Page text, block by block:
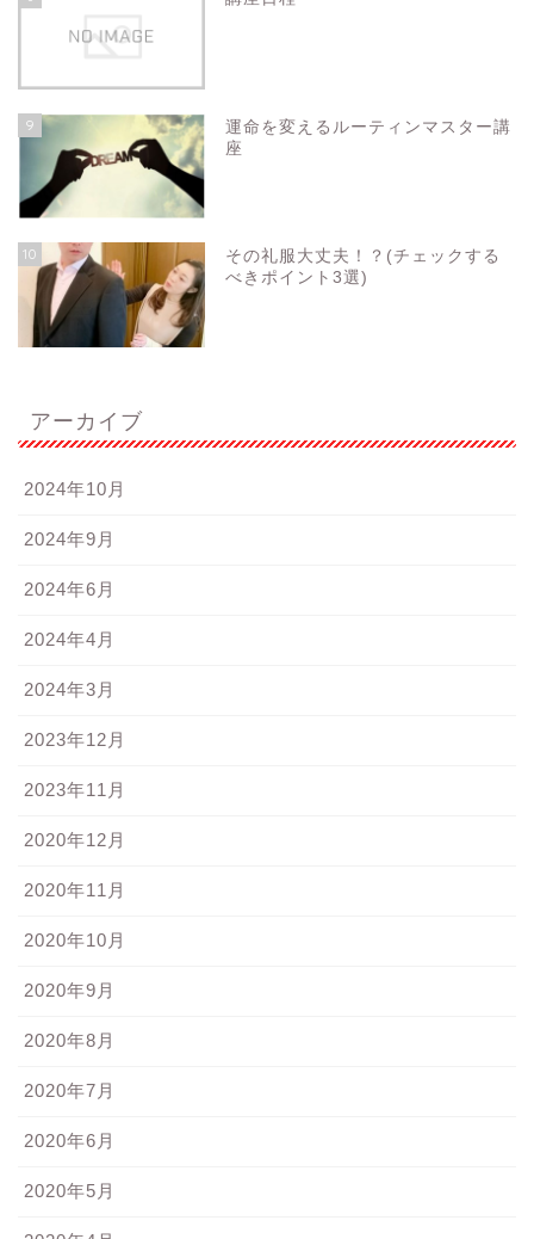
9
運命を変えるルーティンマスター講
座
10
その礼服大丈夫！？(チェックする
べきポイント3選)
アーカイブ
2024年10月
2024年9月
2024年6月
2024年4月
2024年3月
2023年12月
2023年11月
2020年12月
2020年11月
2020年10月
2020年9月
2020年8月
2020年7月
2020年6月
2020年5月